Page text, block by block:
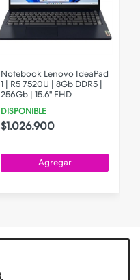
Notebook Lenovo IdeaPad
1 | R5 7520U | 8Gb DDR5 |
256Gb | 15.6" FHD
DISPONIBLE
$1.026.900
Agregar